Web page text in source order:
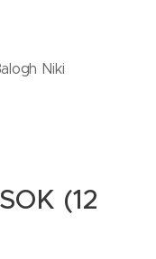
Niki
(12